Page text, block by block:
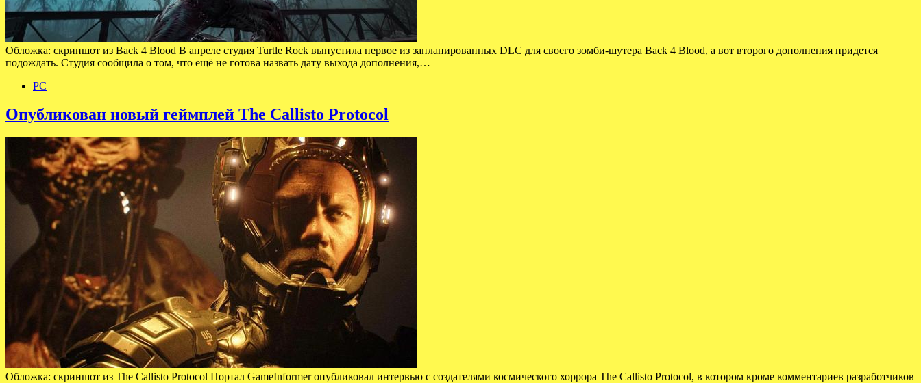
Обложка: скриншот из Back 4 Blood В апреле студия Turtle Rock выпустила первое из запланированных DLC для своего зомби-шутера Back 4 Blood, а вот второго дополнения придется
подождать. Студия сообщила о том, что ещё не готова назвать дату выхода дополнения,…
PC
Опубликован новый геймплей The Callisto Protocol
Обложка: скриншот из The Callisto Protocol Портал GameInformer опубликовал интервью с создателями космического хоррора The Callisto Protocol, в котором кроме комментариев разработчиков